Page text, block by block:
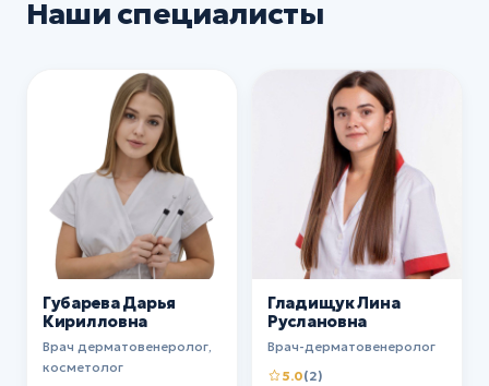
Наши специалисты
Губарева Дарья
Кирилловна
Врач дерматовенеролог,
косметолог
Гладищук Лина
Руслановна
Врач-дерматовенеролог
5.0(2)